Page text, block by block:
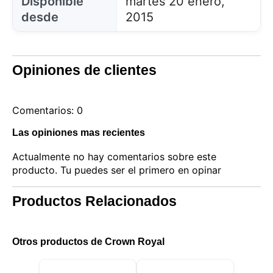
desde
2015
Opiniones de clientes
Comentarios: 0
Las opiniones mas recientes
Actualmente no hay comentarios sobre este
producto. Tu puedes ser el primero en opinar
Productos Relacionados
Otros productos de Crown Royal